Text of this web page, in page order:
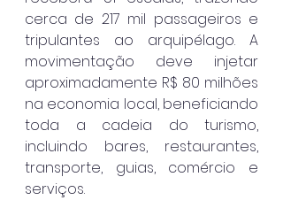
cerca de 217 mil passageiros e
tripulantes ao arquipélago. A
movimentação deve injetar
aproximadamente R$ 80 milhões
na economia local, beneficiando
toda a cadeia do turismo,
incluindo bares, restaurantes,
transporte, guias, comércio e
serviços.